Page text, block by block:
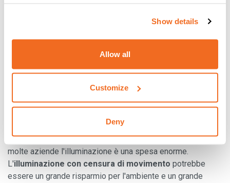
Show details
Allow all
Customize
Deny
Diversi aspetti del vostro magazzino o della vostra
l'illuminazione! La lampadina tradizionale ha
probabilmente un'efficienza del 10% (cioè solo il 10% viene
consumato e convertito in calore), mentre fino al 90%
convenzionali, tubi fluorescenti e alogenuri metallici, pur
essendo più efficienti, lasciano molto a desiderare e per
molte aziende l'illuminazione è una spesa enorme.
L'illuminazione con censura di movimento potrebbe
essere un grande risparmio per l'ambiente e un grande